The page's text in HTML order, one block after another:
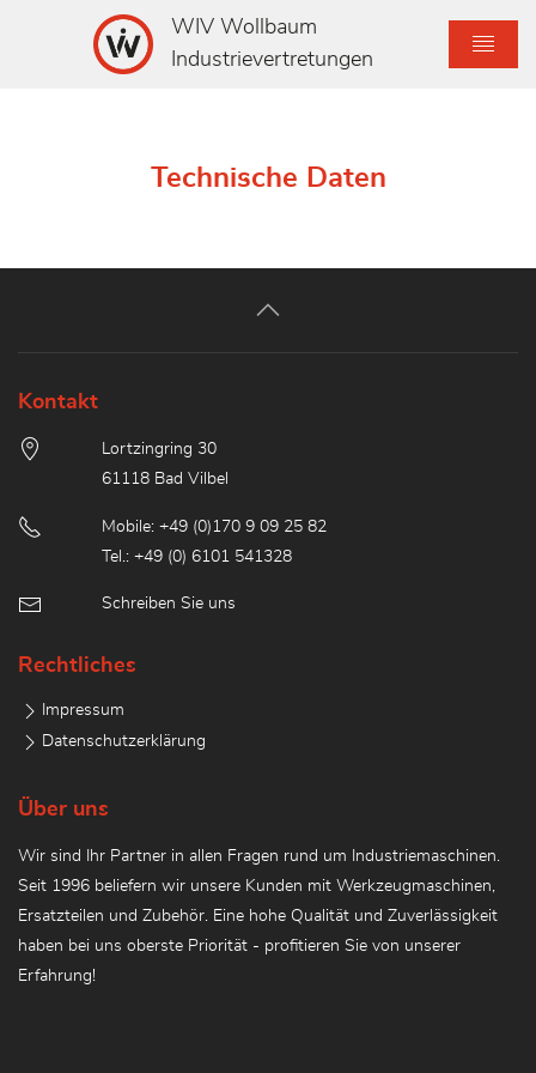
WIV Wollbaum
Industrievertretungen
Technische Daten
Kontakt
Lortzingring 30
61118 Bad Vilbel
Mobile: +49 (0)170 9 09 25 82
Tel.: +49 (0) 6101 541328
Schreiben Sie uns
Rechtliches
Impressum
Datenschutzerklärung
Über uns
Wir sind Ihr Partner in allen Fragen rund um Industriemaschinen.
Seit 1996 beliefern wir unsere Kunden mit Werkzeugmaschinen,
Ersatzteilen und Zubehör. Eine hohe Qualität und Zuverlässigkeit
haben bei uns oberste Priorität - profitieren Sie von unserer
Erfahrung!